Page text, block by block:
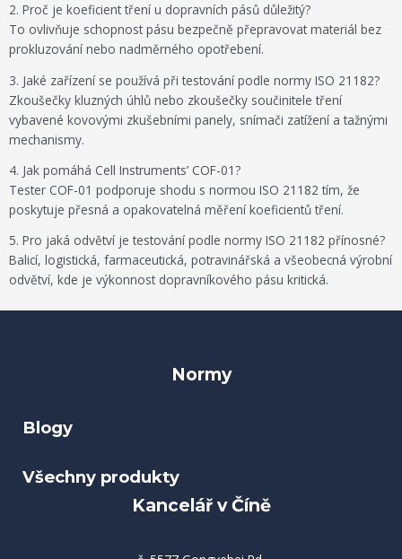
2. Proč je koeficient tření u dopravních pásů důležitý?
To ovlivňuje schopnost pásu bezpečně přepravovat materiál bez
prokluzování nebo nadměrného opotřebení.
3. Jaké zařízení se používá při testování podle normy ISO 21182?
Zkoušečky kluzných úhlů nebo zkoušečky součinitele tření
vybavené kovovými zkušebními panely, snímači zatížení a tažnými
mechanismy.
4. Jak pomáhá Cell Instruments’ COF-01?
Tester COF-01 podporuje shodu s normou ISO 21182 tím, že
poskytuje přesná a opakovatelná měření koeficientů tření.
5. Pro jaká odvětví je testování podle normy ISO 21182 přínosné?
Balicí, logistická, farmaceutická, potravinářská a všeobecná výrobní
odvětví, kde je výkonnost dopravníkového pásu kritická.
Normy
Blogy
Všechny produkty
Kancelář v Číně